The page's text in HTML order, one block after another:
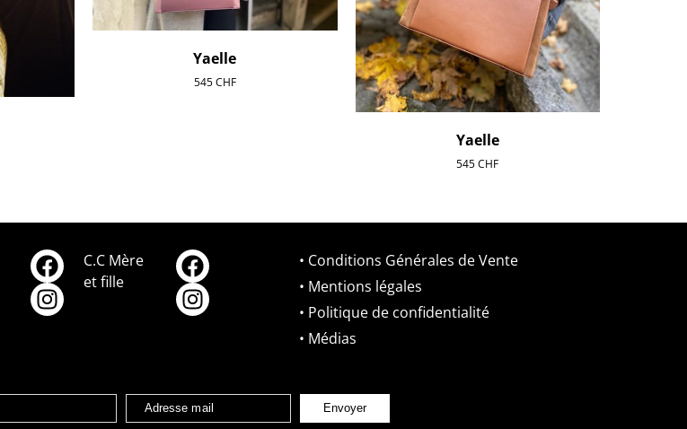
Yaelle
545CHF
Yaelle
545CHF
C.C Mère
et fille
• Conditions Générales de Vente
• Mentions légales
• Politique de confidentialité
• Médias
Adresse mail Envoyer